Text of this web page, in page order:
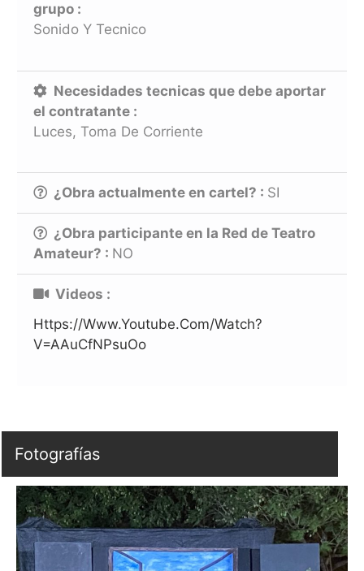
grupo :
Sonido Y Tecnico
Necesidades tecnicas que debe aportar
el contratante :
Luces, Toma De Corriente
¿Obra actualmente en cartel? : SI
¿Obra participante en la Red de Teatro
Amateur? : NO
Videos :
Https://www.youtube.com/watch?
V=AAuCfNPsuOo
Fotografías